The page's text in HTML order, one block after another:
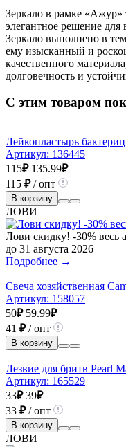
Зеркало в рамке «Ажур»
элегантное решение для
Зеркало выполнено в
ему изысканный и
качественного
долговечность и
С этим товаром
Лейкопластырь
Артикул: 136445
115₽ 135.99₽
115 ₽/ опт
В корзину
ЛОВИ
Лови скидку! -30% весь
до 31 августа 2026
Подробнее →
Свеча хозяйственная
Артикул: 158057
50₽ 59.99₽
41 ₽/ опт
В корзину
Лезвие для бритв Pearl
Артикул: 165529
33₽ 39₽
33 ₽/ опт
В корзину
ЛОВИ